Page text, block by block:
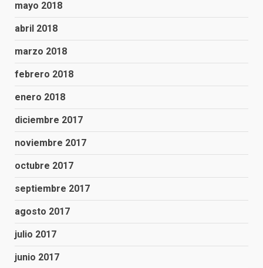
mayo 2018
abril 2018
marzo 2018
febrero 2018
enero 2018
diciembre 2017
noviembre 2017
octubre 2017
septiembre 2017
agosto 2017
julio 2017
junio 2017